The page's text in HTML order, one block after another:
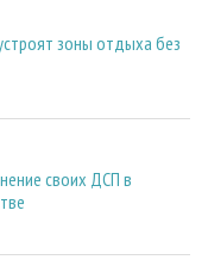
зоны отдыха без
своих ДСП в